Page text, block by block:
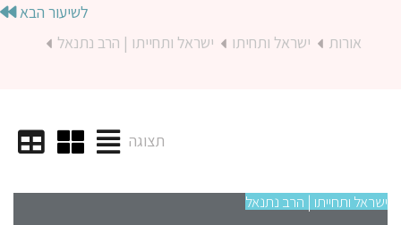
לשיעור הבא
אורות
ישראל ותחיתו ישראל ותחייתו | הרב נתנאל
תצוגה
ישראל ותחייתו | הרב נתנאל